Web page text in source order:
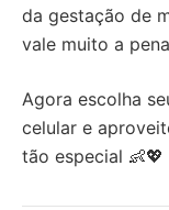
da gestação de
vale muito a
Agora escolha
celular e
tão especial 👶💖